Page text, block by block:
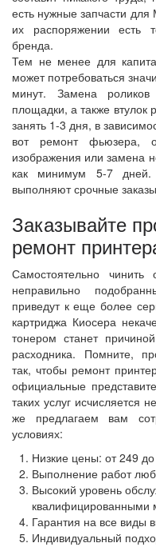
есть нужные запчасти
их распоряжении есть
бренда.
Тем не менее для
может потребоваться
минут. Замена
площадки, а также втулок
занять 1-3 дня, в
вот ремонт фьюзера,
изображения или замена
как минимум 5-7
выполняют срочные
Заказывайте
ремонт
Самостоятельно чинить
неправильно
приведут к еще более
картриджа Киосера
тонером станет
расходника. Помните,
так, чтобы ремонт
официальные
таких услуг исчисляется
же предлагаем вам
условиях:
Низкие цены: от 249 до
Выполнение работ
Высокий уровень
квалифицированными
Гарантия на все виды
Индивидуальный